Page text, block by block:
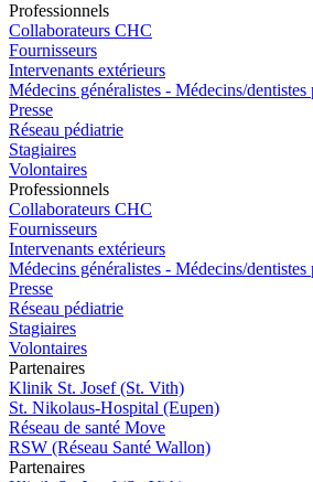
Professionnels
Collaborateurs CHC
Fournisseurs
Intervenants extérieurs
Médecins généralistes - Médecins/dentistes
Presse
Réseau pédiatrie
Stagiaires
Volontaires
Professionnels
Collaborateurs CHC
Fournisseurs
Intervenants extérieurs
Médecins généralistes - Médecins/dentistes
Presse
Réseau pédiatrie
Stagiaires
Volontaires
Partenaires
Klinik St. Josef (St. Vith)
St. Nikolaus-Hospital (Eupen)
Réseau de santé Move
RSW (Réseau Santé Wallon)
Partenaires